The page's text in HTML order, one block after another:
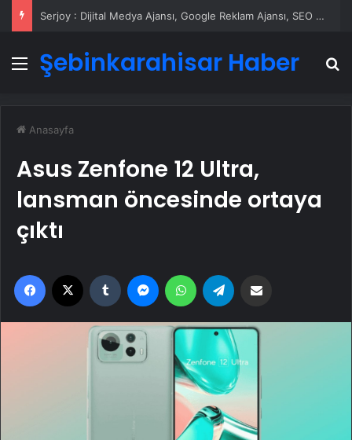
Serjoy : Dijital Medya Ajansı, Google Reklam Ajansı, SEO Ajansı ve Web Tasarım Ajansı
Menü
Şebinkarahisar Haber
Anasayfa
Asus Zenfone 12 Ultra,
lansman öncesinde ortaya
çıktı
Facebook Tumblr MessengerWhatsApp